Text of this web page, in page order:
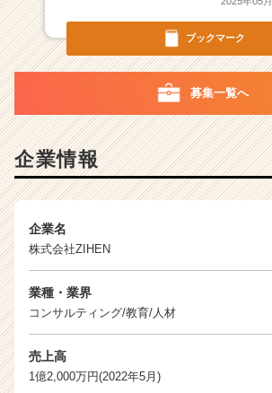
ブックマーク
募集一覧へ
企業情報
企業名
株式会社ZIHEN
業種・業界
コンサルティング/教育/人材
売上高
1億2,000万円(2022年5月)